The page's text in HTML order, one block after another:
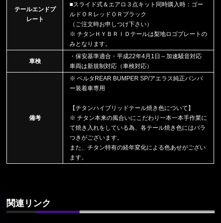
テールエンドプ
レート
■スライド式＆エアロ３点キット同時購入時：ゴー
ルドＯＲレッドＯＲブラック
（ご注文時お申しつけ下さい）
※ チタンＨＹＢＲＩＤテールは梨地ロゴプレートの
みとなります。
車検
・保安基準適合・平成22年4月1日～加速騒音対応
車両は新規制対応（車検対応）
備考
※ ベルタREAR BUMPER SP/アエラス純正バンパ
ー装着車専用
【チタンハイブリッドテール焼き色について】
※ チタン本来の風合いにこだわり一本一本手作業に
て焼き入れをしている為、各テール焼き色にはバラ
つきがございます。
また、チタン特有の経年変化による色あせがござい
ます。
関連リンク